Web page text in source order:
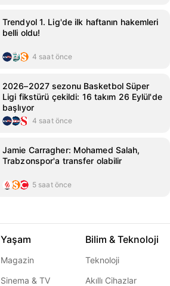
Trendyol 1. Lig'de ilk haftanın hakemleri
belli oldu!
4 saat önce
2026–2027 sezonu Basketbol Süper
Ligi fikstürü çekildi: 16 takım 26 Eylül'de
başlıyor
4 saat önce
Jamie Carragher: Mohamed Salah,
Trabzonspor'a transfer olabilir
5 saat önce
Yaşam
Magazin
Sinema & TV
Bilim & Teknoloji
Teknoloji
Akıllı Cihazlar